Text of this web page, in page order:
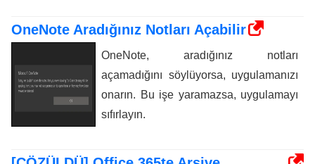
OneNote Aradığınız Notları Açabilir
OneNote, aradığınız notları
açamadığını söylüyorsa, uygulamanızı
onarın. Bu işe yaramazsa, uygulamayı
sıfırlayın.